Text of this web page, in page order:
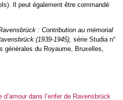
Il peut également être commandé
: Contribution au mémorial
(1939-1945), série Studia n°
générales du Royaume, Bruxelles,
dans l’enfer de Ravensbrück